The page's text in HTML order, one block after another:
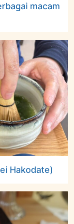
macam
Hakodate)